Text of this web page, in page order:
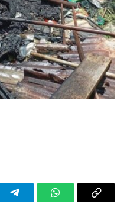
TelegramWhatsAppCopy